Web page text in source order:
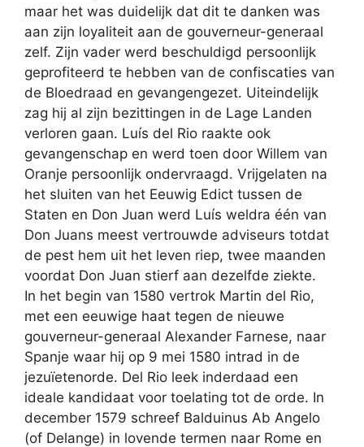
maar het was duidelijk dat dit te danken was
aan zijn loyaliteit aan de gouverneur-generaal
zelf. Zijn vader werd beschuldigd persoonlijk
geprofiteerd te hebben van de confiscaties van
de Bloedraad en gevangengezet. Uiteindelijk
zag hij al zijn bezittingen in de Lage Landen
verloren gaan. Luís del Rio raakte ook
gevangenschap en werd toen door Willem van
Oranje persoonlijk ondervraagd. Vrijgelaten na
het sluiten van het Eeuwig Edict tussen de
Staten en Don Juan werd Luís weldra één van
Don Juans meest vertrouwde adviseurs totdat
de pest hem uit het leven riep, twee maanden
voordat Don Juan stierf aan dezelfde ziekte.
In het begin van 1580 vertrok Martin del Rio,
met een eeuwige haat tegen de nieuwe
gouverneur-generaal Alexander Farnese, naar
Spanje waar hij op 9 mei 1580 intrad in de
jezuïetenorde. Del Rio leek inderdaad een
ideale kandidaat voor toelating tot de orde. In
december 1579 schreef Balduinus Ab Angelo
(of Delange) in lovende termen naar Rome en